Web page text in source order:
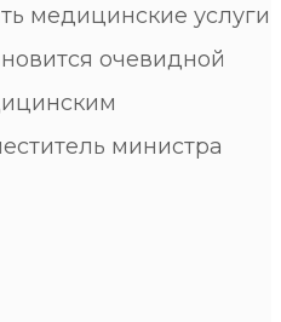
медицинские услуги
очевидной
министра